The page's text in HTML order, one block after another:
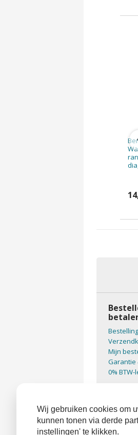
Mijn
Garantie
0%
Wij gebruiken cookies om
kunnen tonen via derde
instellingen' te klikken.